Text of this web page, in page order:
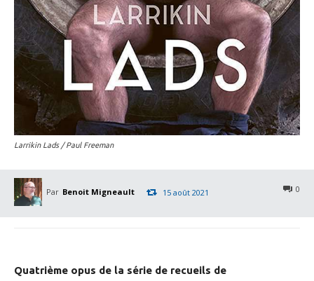
Larrikin Lads / Paul Freeman
Par Benoit Migneault 0
15 août 2021
Quatrième opus de la série de recueils de